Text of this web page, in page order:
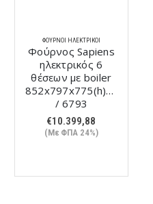
ΦΟΎΡΝΟΙ ΗΛΕΚΤΡΙΚΟΊ
Φούρνος Sapiens
ηλεκτρικός 6
θέσεων με boiler
852x797x775(h)mm
/ 6793
€10.399,88
(Με ΦΠΑ 24%)